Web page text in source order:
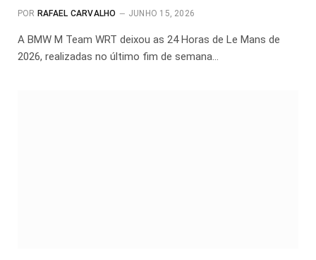
POR RAFAEL CARVALHO JUNHO 15, 2026
A BMW M Team WRT deixou as 24 Horas de Le Mans de
2026, realizadas no último fim de semana…